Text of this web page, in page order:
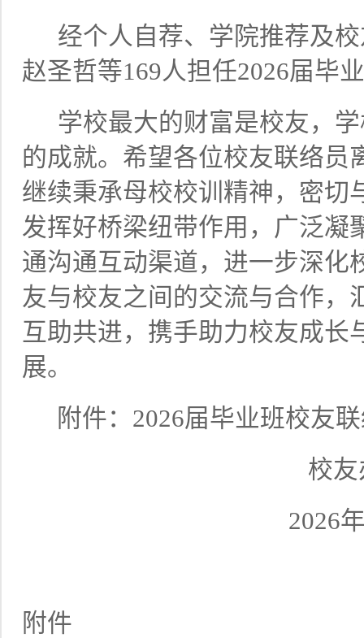
经个人自荐、 学院推荐及
赵圣哲等169人担任2026届毕
学校最大的财富是校友，
的成就。希望各位校友联络员
继续秉承母校校训精神，密切
发挥好桥梁纽带作用，广泛凝
通沟通互动渠道， 进一步深化
友与校友之间的交流与合作，
互助共进，携手助力校友成长
展。
附件： 2026届毕业班校友
校友
2026
附件